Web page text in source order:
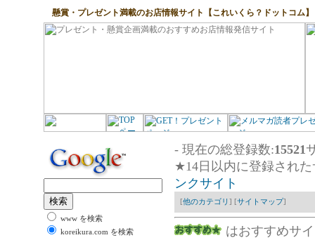
懸賞・プレゼント満載のお店情報サイト【これいくら？ドットコム】
www を検索
koreikura.com を検索
- 現在の総登録数:15521
★14日以内に登録された
ンクサイト
[他のカテゴリ ] [サイトマップ]
はおすすめサ